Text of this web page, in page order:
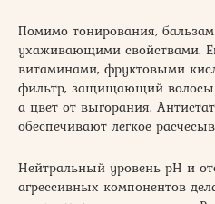
Помимо тонирования,
ухаживающими свойствами.
витаминами, фруктовыми
фильтр, защищающий волосы
а цвет от выгорания.
обеспечивают легкое
Нейтральный уровень рН и
агрессивных компонентов